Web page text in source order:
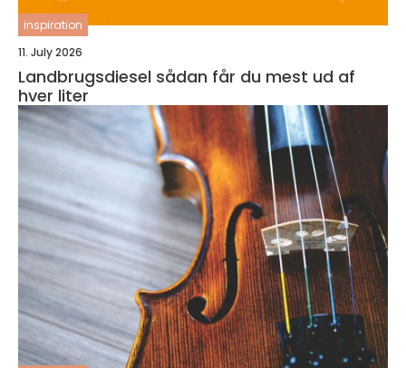
inspiration
11. July 2026
Landbrugsdiesel sådan får du mest ud af
hver liter